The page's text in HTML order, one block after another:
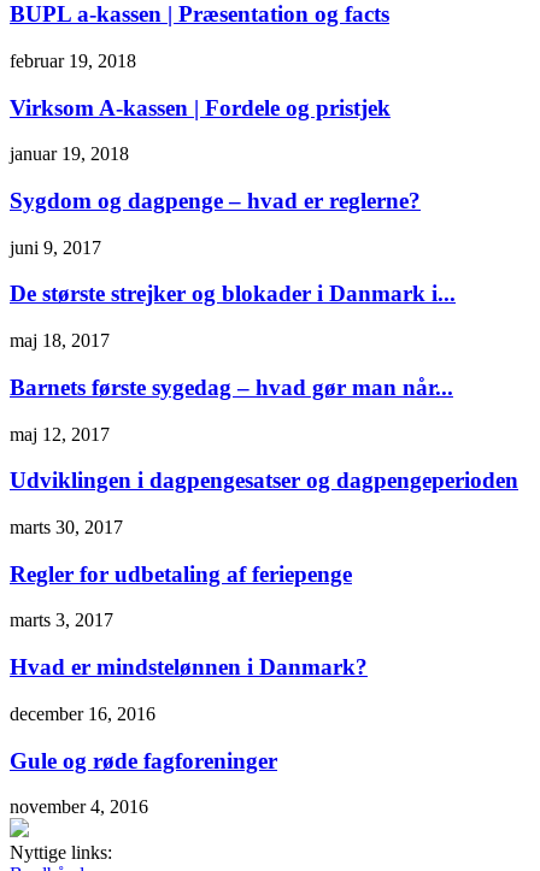
BUPL a-kassen | Præsentation og facts
februar 19, 2018
Virksom A-kassen | Fordele og pristjek
januar 19, 2018
Sygdom og dagpenge – hvad er reglerne?
juni 9, 2017
De største strejker og blokader i Danmark i...
maj 18, 2017
Barnets første sygedag – hvad gør man når...
maj 12, 2017
Udviklingen i dagpengesatser og dagpengeperioden
marts 30, 2017
Regler for udbetaling af feriepenge
marts 3, 2017
Hvad er mindstelønnen i Danmark?
december 16, 2016
Gule og røde fagforeninger
november 4, 2016
Nyttige links: